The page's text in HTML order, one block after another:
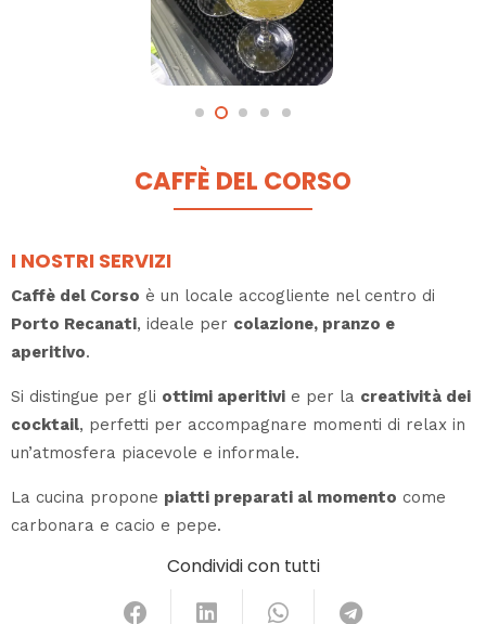
CAFFÈ DEL CORSO
I NOSTRI SERVIZI
Caffè del Corso è un locale accogliente nel centro di
Porto Recanati, ideale per colazione, pranzo e
aperitivo.
Si distingue per gli ottimi aperitivi e per la creatività dei
cocktail, perfetti per accompagnare momenti di relax in
un’atmosfera piacevole e informale.
La cucina propone piatti preparati al momento come
carbonara e cacio e pepe.
Condividi con tutti